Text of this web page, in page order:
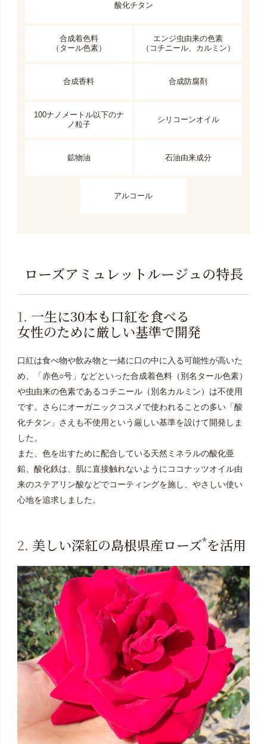
酸化チタン
合成着色料
（タール色素）
エンジ虫由来の色素
（コチニール、カルミン）
合成香料 合成防腐剤
100ナノメートル以下のナ
ノ粒子
シリコーンオイル
鉱物油 石油由来成分
アルコール
ローズアミュレットルージュの特長
1. 一生に30本も口紅を食べる
女性のために厳しい基準で開発
口紅は食べ物や飲み物と一緒に口の中に入る可能性が高いた
め、「赤色○号」などといった合成着色料（別名タール色素）
や虫由来の色素であるコチニール（別名カルミン）は不使用
です。さらにオーガニックコスメで使われることの多い「酸
化チタン」さえも不使用という厳しい基準を設けて開発しま
した。
また、色を出すために配合している天然ミネラルの酸化亜
鉛、酸化鉄は、肌に直接触れないようにココナッツオイル由
来のステアリン酸などでコーティングを施し、やさしい使い
心地を追求しました。
2. 美しい深紅の島根県産ローズ*を活用